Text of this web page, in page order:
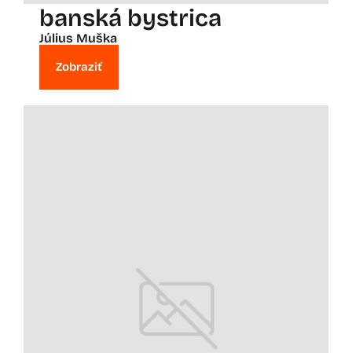
banská bystrica
Július Muška
Zobraziť